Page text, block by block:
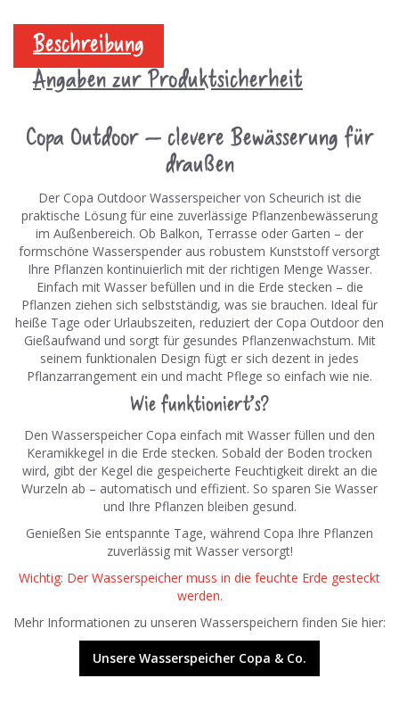
Beschreibung
Angaben zur Produktsicherheit
Copa Outdoor – clevere Bewässerung für
draußen
Der Copa Outdoor Wasserspeicher von Scheurich ist die
praktische Lösung für eine zuverlässige Pflanzenbewässerung
im Außenbereich. Ob Balkon, Terrasse oder Garten – der
formschöne Wasserspender aus robustem Kunststoff versorgt
Ihre Pflanzen kontinuierlich mit der richtigen Menge Wasser.
Einfach mit Wasser befüllen und in die Erde stecken – die
Pflanzen ziehen sich selbstständig, was sie brauchen. Ideal für
heiße Tage oder Urlaubszeiten, reduziert der Copa Outdoor den
Gießaufwand und sorgt für gesundes Pflanzenwachstum. Mit
seinem funktionalen Design fügt er sich dezent in jedes
Pflanzarrangement ein und macht Pflege so einfach wie nie.
Wie funktioniert’s?
Den Wasserspeicher Copa einfach mit Wasser füllen und den
Keramikkegel in die Erde stecken. Sobald der Boden trocken
wird, gibt der Kegel die gespeicherte Feuchtigkeit direkt an die
Wurzeln ab – automatisch und effizient. So sparen Sie Wasser
und Ihre Pflanzen bleiben gesund.
Genießen Sie entspannte Tage, während Copa Ihre Pflanzen
zuverlässig mit Wasser versorgt!
Wichtig: Der Wasserspeicher muss in die feuchte Erde gesteckt
werden.
Mehr Informationen zu unseren Wasserspeichern finden Sie hier:
Unsere Wasserspeicher Copa & Co.